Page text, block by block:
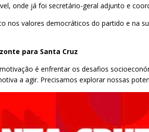
onde já foi secretário-geral adjunto e
nos valores democráticos do partido e na
para Santa Cruz
é enfrentar os desafios
a agir. Precisamos explorar nossas